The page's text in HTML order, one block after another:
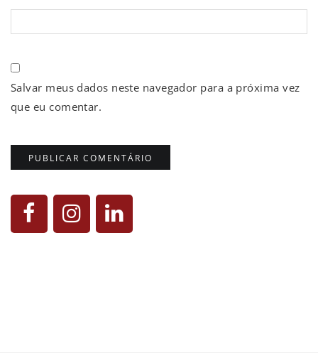
Salvar meus dados neste navegador para a próxima vez
que eu comentar.